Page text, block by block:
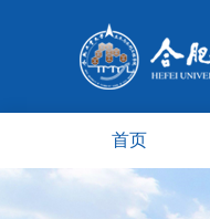
首页